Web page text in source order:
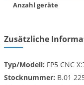
Anzahl geräte
Zusätzliche
Typ/Modell: FP5 CNC
Stocknummer: B.01